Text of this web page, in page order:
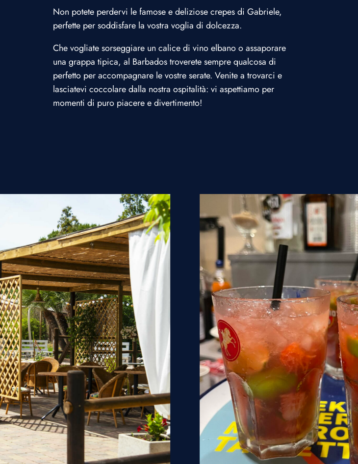
Non potete perdervi le famose e deliziose crepes di Gabriele,
perfette per soddisfare la vostra voglia di dolcezza.
Che vogliate sorseggiare un calice di vino elbano o assaporare
una grappa tipica, al Barbados troverete sempre qualcosa di
perfetto per accompagnare le vostre serate. Venite a trovarci e
lasciatevi coccolare dalla nostra ospitalità: vi aspettiamo per
momenti di puro piacere e divertimento!